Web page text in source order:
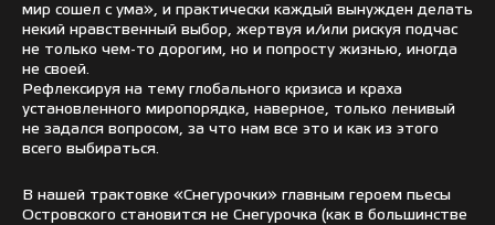
мир сошел с ума», и практически каждый вынужден делать
некий нравственный выбор, жертвуя и/или рискуя подчас
не только чем-то дорогим, но и попросту жизнью, иногда
не своей.
Рефлексируя на тему глобального кризиса и краха
установленного миропорядка, наверное, только ленивый
не задался вопросом, за что нам все это и как из этого
всего выбираться.
В нашей трактовке «Снегурочки» главным героем пьесы
Островского становится не Снегурочка (как в большинстве